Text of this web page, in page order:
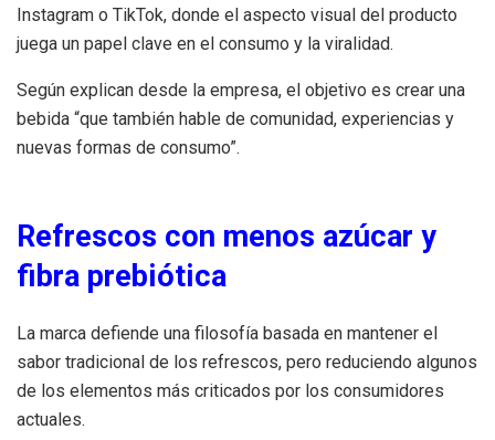
Instagram o TikTok, donde el aspecto visual del producto
juega un papel clave en el consumo y la viralidad.
Según explican desde la empresa, el objetivo es crear una
bebida “que también hable de comunidad, experiencias y
nuevas formas de consumo”.
Refrescos con menos azúcar y
fibra prebiótica
La marca defiende una filosofía basada en mantener el
sabor tradicional de los refrescos, pero reduciendo algunos
de los elementos más criticados por los consumidores
actuales.